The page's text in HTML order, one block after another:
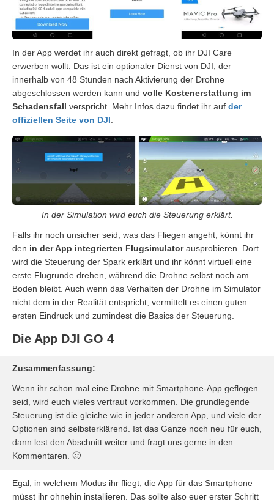
In der App werdet ihr auch direkt gefragt, ob ihr DJI Care
erwerben wollt. Das ist ein optionaler Dienst von DJI, der
innerhalb von 48 Stunden nach Aktivierung der Drohne
abgeschlossen werden kann und volle Kostenerstattung im
Schadensfall verspricht. Mehr Infos dazu findet ihr auf der
offiziellen Seite von DJI
In der Simulation wird euch die Steuerung erklärt.
Falls ihr noch unsicher seid, was das Fliegen angeht, könnt ihr
den in der App integrierten Flugsimulatorausprobieren. Dort
wird die Steuerung der Spark erklärt und ihr könnt virtuell eine
erste Flugrunde drehen, während die Drohne selbst noch am
Boden bleibt. Auch wenn das Verhalten der Drohne im Simulator
nicht dem in der Realität entspricht, vermittelt es einen guten
ersten Eindruck und zumindest die Basics der Steuerung.
Die App DJI GO 4
Zusammenfassung:
Wenn ihr schon mal eine Drohne mit Smartphone-App geflogen
seid, wird euch vieles vertraut vorkommen. Die grundlegende
Steuerung ist die gleiche wie in jeder anderen App, und viele der
Optionen sind selbsterklärend. Ist das Ganze noch neu für euch,
dann lest den Abschnitt weiter und fragt uns gerne in den
Kommentaren. 🙂
Egal, in welchem Modus ihr fliegt, die App für das Smartphone
müsst ihr ohnehin installieren. Das sollte also euer erster Schritt